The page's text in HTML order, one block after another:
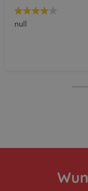
null